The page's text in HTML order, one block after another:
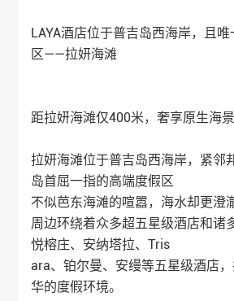
LAYA酒店位于普吉岛西海岸，且
区——拉妍海滩
距拉妍海滩仅400米，奢享原生海景
拉妍海滩位于普吉岛西海岸，紧邻
岛首屈一指的高端度假区
不似芭东海滩的喧嚣，海水却更澄
周边环绕着众多超五星级酒店和诸
悦榕庄、安纳塔拉、Tris
ara、铂尔曼、安缦等五星级酒店
华的度假环境。